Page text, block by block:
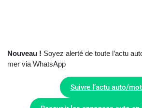
Nouveau ! Soyez alerté de toute l’actu
mer via WhatsApp
Suivre l’actu auto/